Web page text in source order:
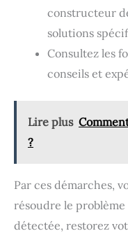
constructeur
solutions
Consultez les
conseils et
Lire plus
?
Par ces démarches,
résoudre le
détectée, restorez